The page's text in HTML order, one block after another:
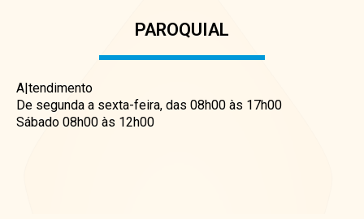
PAROQUIAL
A|tendimento
De segunda a sexta-feira, das 08h00 às 17h00
Sábado 08h00 às 12h00